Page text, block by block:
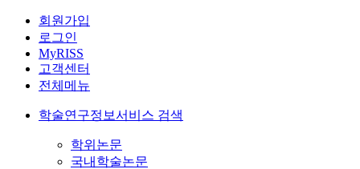
회원가입
로그인
MyRISS
고객센터
전체메뉴
학술연구정보서비스 검색
학위논문
국내학술논문